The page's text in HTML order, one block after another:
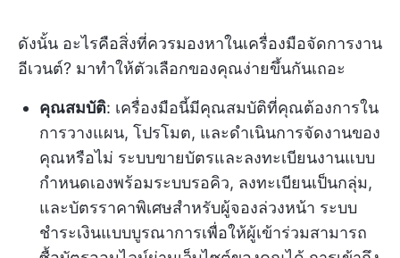
ดังนั้น อะไรคือสิ่งที่ควรมองหาในเครื่องมือจัดการงาน
อีเวนต์? มาทำให้ตัวเลือกของคุณง่ายขึ้นกันเถอะ
คุณสมบัติ: เครื่องมือนี้มีคุณสมบัติที่คุณต้องการใน
การวางแผน, โปรโมต, และดำเนินการจัดงานของ
คุณหรือไม่ ระบบขายบัตรและลงทะเบียนงานแบบ
กำหนดเองพร้อมระบบรอคิว, ลงทะเบียนเป็นกลุ่ม,
และบัตรราคาพิเศษสำหรับผู้จองล่วงหน้า ระบบ
ชำระเงินแบบบูรณาการเพื่อให้ผู้เข้าร่วมสามารถ